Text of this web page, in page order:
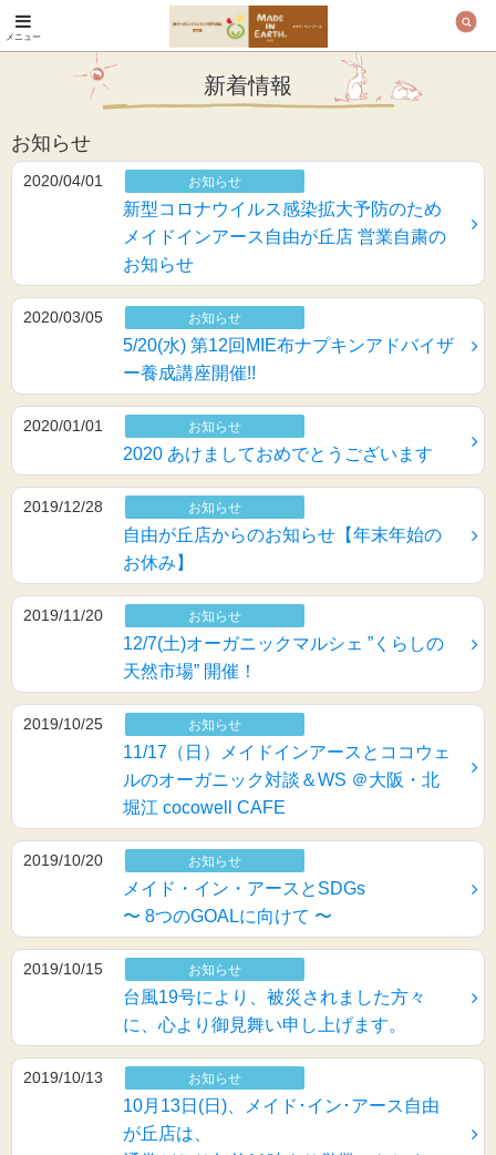
オーガニックコットン
製品と布ナプキン メ
イド・イン・アース
メニュー
新着情報
お知らせ
2020/04/01 お知らせ
新型コロナウイルス感染拡大予防のため
メイドインアース自由が丘店 営業自粛の
お知らせ
2020/03/05 お知らせ
5/20(水) 第12回MIE布ナプキンアドバイザ
ー養成講座開催!!
2020/01/01 お知らせ
2020 あけましておめでとうございます
2019/12/28 お知らせ
自由が丘店からのお知らせ【年末年始の
お休み】
2019/11/20 お知らせ
12/7(土)オーガニックマルシェ ”くらしの
天然市場” 開催！
2019/10/25 お知らせ
11/17（日）メイドインアースとココウェ
ルのオーガニック対談＆WS ＠大阪・北
堀江 cocowell CAFE
2019/10/20 お知らせ
メイド・イン・アースとSDGs
〜 8つのGOALに向けて 〜
2019/10/15 お知らせ
台風19号により、被災されました方々
に、心より御見舞い申し上げます。
2019/10/13 お知らせ
10月13日(日)、メイド･イン･アース自由
が丘店は、